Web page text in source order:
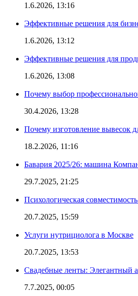
1.6.2026, 13:16
Эффективные решения для
1.6.2026, 13:12
Эффективные решения для
1.6.2026, 13:08
Почему выбор
30.4.2026, 13:28
Почему изготовление вывесок
18.2.2026, 11:16
Бавария 2025/26: машина
29.7.2025, 21:25
Психологическая
20.7.2025, 15:59
Услуги нутрициолога в Москве
20.7.2025, 13:53
Свадебные ленты: Элегантный
7.7.2025, 00:05